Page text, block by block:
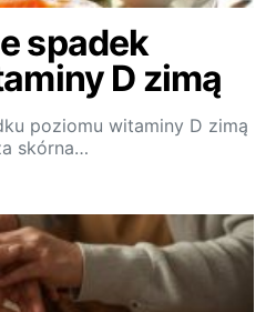
spadek
D zimą
poziomu witaminy D zimą
skórna…